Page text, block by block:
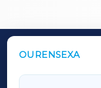
OURENSEXA
OUTROS